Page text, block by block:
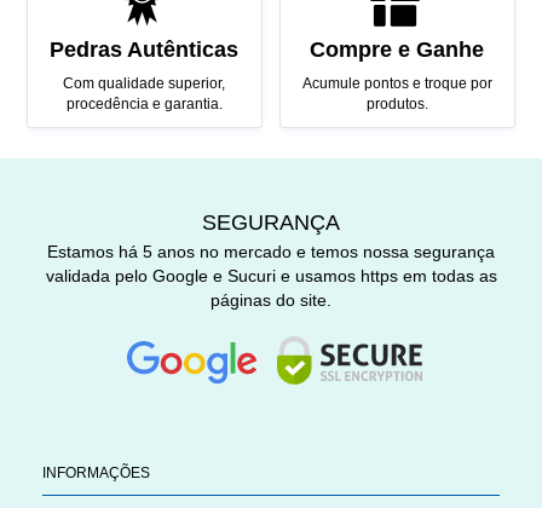
Pedras Autênticas
Com qualidade superior,
procedência e garantia.
Compre e Ganhe
Acumule pontos e troque por
produtos.
INFORMAÇÕES
SEGURANÇA
Estamos há 5 anos no mercado e temos nossa segurança
validada pelo Google e Sucuri e usamos https em todas as
páginas do site.